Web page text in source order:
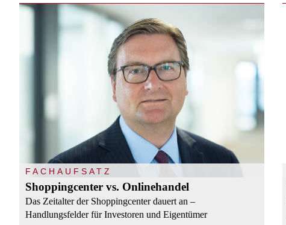
FACHAUFSATZ
Shoppingcenter vs. Onlinehandel
Das Zeitalter der Shoppingcenter dauert an –
Handlungsfelder für Investoren und Eigentümer